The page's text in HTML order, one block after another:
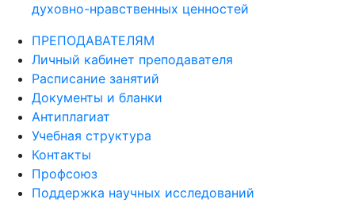
духовно-нравственных ценностей
ПРЕПОДАВАТЕЛЯМ
Личный кабинет преподавателя
Расписание занятий
Документы и бланки
Антиплагиат
Учебная структура
Контакты
Профсоюз
Поддержка научных исследований